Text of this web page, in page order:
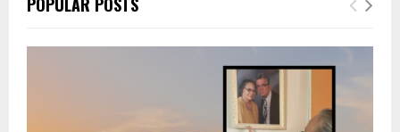
POPULAR POSTS